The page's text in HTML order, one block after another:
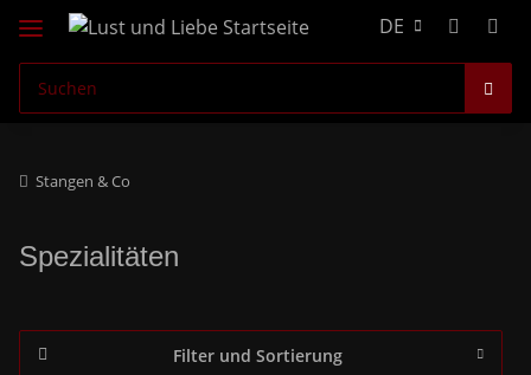
DE
Stangen & Co
Spezialitäten
Filter und Sortierung